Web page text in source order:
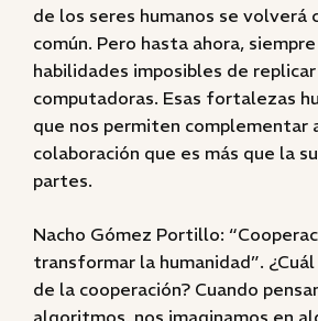
de los seres humanos se volverá
común. Pero hasta ahora,
habilidades imposibles de replicar
computadoras. Esas fortalezas
que nos permiten complementar
colaboración que es más que la
partes.
Nacho Gómez Portillo:
transformar la humanidad”.
de la cooperación? Cuando
algoritmos, nos imaginamos en